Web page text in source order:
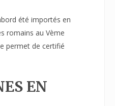
été importés en
romains au Vème
permet de certifié
EN